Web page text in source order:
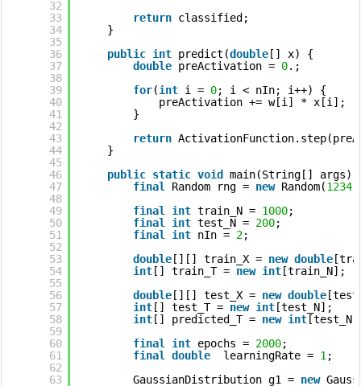
32
33
34
35
36
37
38
39
40
41
42
43
44
45
46
47
48
49
50
51
52
53
54
55
56
57
58
59
60
61
62
63
return classified;
}
public int predict(double [] x) {
double preActivation = 0.;
for(int i = 0; i < nIn; i++) {
preActivation += w[i] * x[i];
}
return
}
public static void
main(String[] args)
final
Random rng = new Random(1234
final
int train_N = 1000;
final
int test_N = 200;
final
int nIn = 2;
double [][] train_X = new double
int [] train_T = new int [train_N];
double [][] test_X = new double
int [] test_T = new int [test_N];
int [] predicted_T = new int
final
int epochs = 2000;
final
double learningRate = 1 ;
GaussianDistribution g1 = new